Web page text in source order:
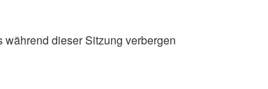
während dieser Sitzung verbergen